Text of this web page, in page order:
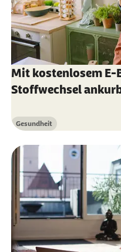
Mit kostenlosem E-
Stoffwechsel
Kategorie
Gesundheit